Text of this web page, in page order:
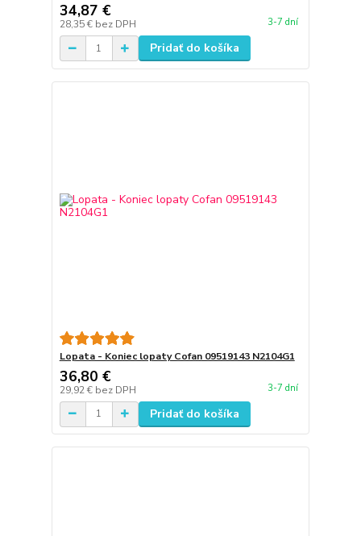
34,87 €
28,35 € bez DPH 3-7 dní
Pridať do košíka
Lopata - Koniec lopaty Cofan 09519143 N2104G1
36,80 €
29,92 € bez DPH 3-7 dní
Pridať do košíka